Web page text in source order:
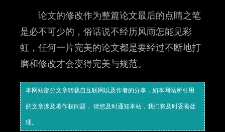
论文的修改作为整篇论文最后的点睛之笔
是必不可少的，俗话说不经历风雨怎能见彩
虹，任何一片完美的论文都是要经过不断地打
磨和修改才会变得完美与规范。
本网站部分文章转载自互联网以及作者的分享，如本网站所引用
的文章涉及著作权问题， 请您及时通知本站，我们将及时妥善处
理。